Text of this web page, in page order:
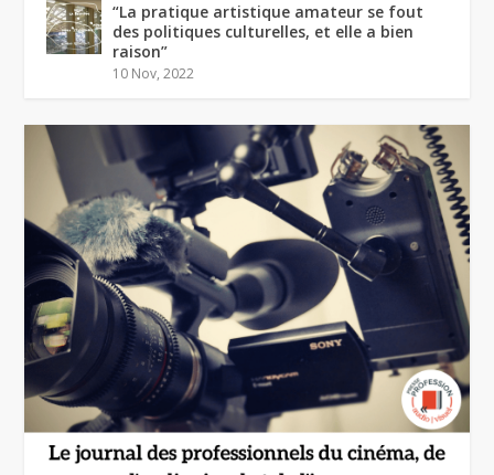
“La pratique artistique amateur se fout
des politiques culturelles, et elle a bien
raison”
10 Nov, 2022